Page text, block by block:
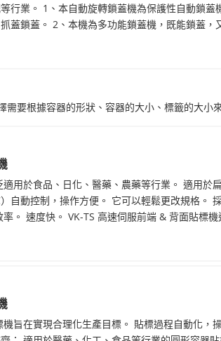
行業。 1、本自動旋轉鎖蓋機為保護性自動鎖蓋
蓋鎖蓋。 2、本機為多功能鎖蓋機，既能鎖蓋，
要根據容器的形狀、容器的大小、標籤的大小
用於食品、日化、醫藥、農藥等行業。 適用於
自動控制，操作方便。 它可以輕鬆更改規格。
。 速度快。 VK-TS 高速伺服前端 & 背面貼標
旨在實現合理化生產目標。 貼標過程自動化，